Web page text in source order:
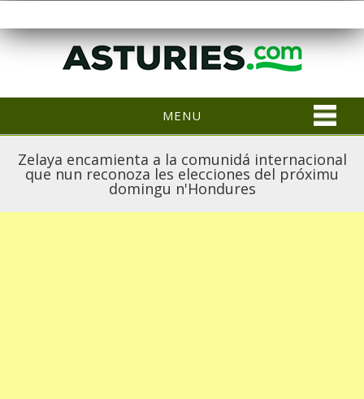
MENU
Zelaya encamienta a la comunidá internacional
que nun reconoza les elecciones del próximu
domingu n'Hondures